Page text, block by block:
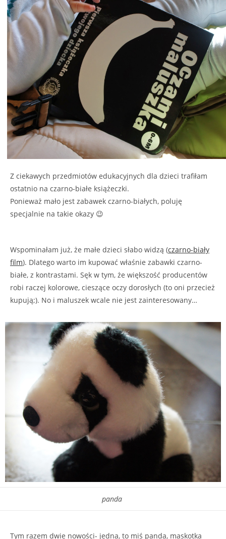
Z ciekawych przedmiotów edukacyjnych dla dzieci trafiłam
ostatnio na czarno-białe książeczki.
Ponieważ mało jest zabawek czarno-białych, poluję
specjalnie na takie okazy 😉
Wspominałam już, że małe dzieci słabo widzą (czarno-biały
film). Dlatego warto im kupować właśnie zabawki czarno-
białe, z kontrastami. Sęk w tym, że większość producentów
robi raczej kolorowe, cieszące oczy dorosłych (to oni przecież
kupują;). No i maluszek wcale nie jest zainteresowany…
panda
Tym razem dwie nowości- jedna, to miś panda, maskotka